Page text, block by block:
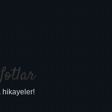
hikayeler!